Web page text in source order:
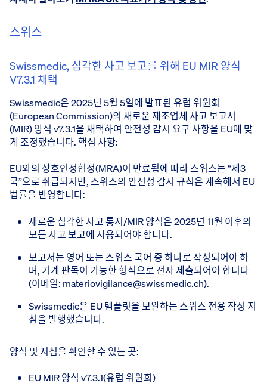
스위스
Swissmedic, 심각한 사고 보고를 위해 EU MIR 양식
V7.3.1 채택
Swissmedic은 2025년 5월 5일에 발표된 유럽 위원회
(European Commission)의 새로운 제조업체 사고 보고서
(MIR) 양식 v7.3.1을 채택하여 안전성 감시 요구 사항을 EU에 맞
게 조정했습니다. 핵심 사항:
EU와의 상호인정협정(MRA)이 만료됨에 따라 스위스는 “제3
국”으로 취급되지만, 스위스의 안전성 감시 규칙은 계속해서 EU
법률을 반영합니다:
새로운 심각한 사고 통지/MIR 양식은 2025년 11월 이후의
모든 사고 보고에 사용되어야 합니다.
보고서는 영어 또는 스위스 국어 중 하나로 작성되어야 하
며, 기계 판독이 가능한 형식으로 전자 제출되어야 합니다
(이메일: materiovigilance@swissmedic.ch).
Swissmedic은 EU 템플릿을 보완하는 스위스 전용 작성 지
침을 발행했습니다.
양식 및 지침을 확인할 수 있는 곳:
EU MIR 양식 v7.3.1(유럽 위원회)